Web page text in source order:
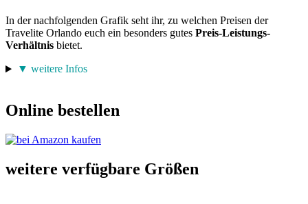
In der nachfolgenden Grafik seht ihr, zu welchen Preisen der
Travelite Orlando euch ein besonders gutes Preis-Leistungs-
Verhältnis bietet.
▼ weitere Infos
Online bestellen
weitere verfügbare Größen